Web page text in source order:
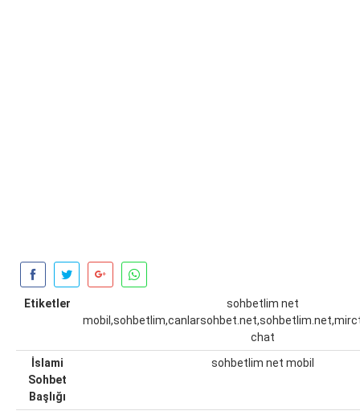
Etiketler
sohbetlim net
chat
İslami
Sohbet
Başlığı
sohbetlim net mobil